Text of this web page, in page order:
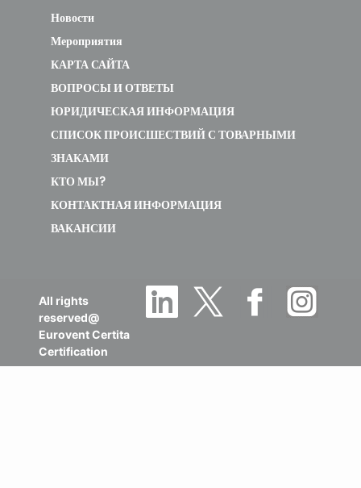
Новости
Мероприятия
КАРТА САЙТА
ВОПРОСЫ И ОТВЕТЫ
ЮРИДИЧЕСКАЯ ИНФОРМАЦИЯ
СПИСОК ПРОИСШЕСТВИЙ С ТОВАРНЫМИ
ЗНАКАМИ
КТО МЫ?
КОНТАКТНАЯ ИНФОРМАЦИЯ
ВАКАНСИИ
All rights
reserved@
Eurovent Certita
Certification